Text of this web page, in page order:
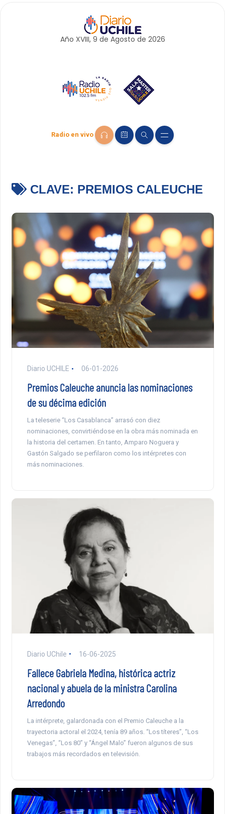
Año XVIII, 9 de Agosto de 2026
Radio en vivo
CLAVE: PREMIOS CALEUCHE
Diario UCHILE 06-01-2026
Premios Caleuche anuncia las nominaciones
de su décima edición
La teleserie “Los Casablanca” arrasó con diez
nominaciones, convirtiéndose en la obra más nominada en
la historia del certamen. En tanto, Amparo Noguera y
Gastón Salgado se perfilaron como los intérpretes con
más nominaciones.
Diario UChile 16-06-2025
Fallece Gabriela Medina, histórica actriz
nacional y abuela de la ministra Carolina
Arredondo
La intérprete, galardonada con el Premio Caleuche a la
trayectoria actoral el 2024, tenía 89 años. “Los títeres”, “Los
Venegas”, “Los 80” y “Ángel Malo” fueron algunos de sus
trabajos más recordados en televisión.